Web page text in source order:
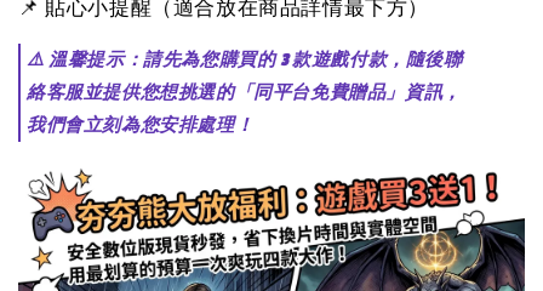
📌 貼心小提醒（適合放在商品詳情最下方）
⚠️ 溫馨提示：請先為您購買的 3 款遊戲付款，隨後聯
絡客服並提供您想挑選的「同平台免費贈品」資訊，
我們會立刻為您安排處理！